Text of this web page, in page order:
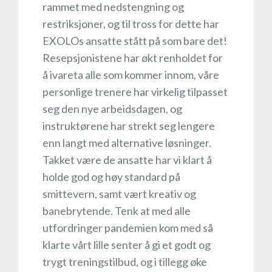
rammet med nedstengning og
restriksjoner, og til tross for dette har
EXOLOs ansatte stått på som bare det!
Resepsjonistene har økt renholdet for
å ivareta alle som kommer innom, våre
personlige trenere har virkelig tilpasset
seg den nye arbeidsdagen, og
instruktørene har strekt seg lengere
enn langt med alternative løsninger.
Takket være de ansatte har vi klart å
holde god og høy standard på
smittevern, samt vært kreativ og
banebrytende. Tenk at med alle
utfordringer pandemien kom med så
klarte vårt lille senter å gi et godt og
trygt treningstilbud, og i tillegg øke